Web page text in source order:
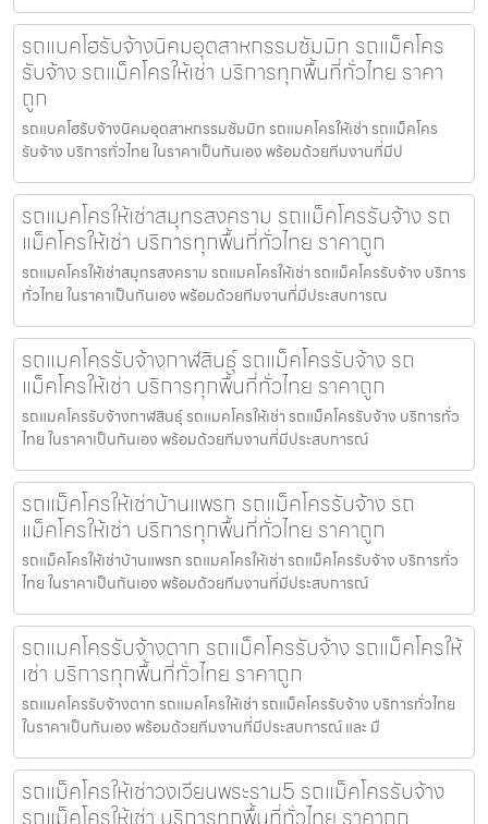
รถแบคโฮรับจ้างนิคมอุตสาหกรรมซัมมิท รถแม็คโคร
รับจ้าง รถแม็คโครให้เช่า บริการทุกพื้นที่ทั่วไทย ราคา
ถูก
รถแบคโฮรับจ้างนิคมอุตสาหกรรมซัมมิท รถแมคโครให้เช่า รถแม็คโคร
รับจ้าง บริการทั่วไทย ในราคาเป็นกันเอง พร้อมด้วยทีมงานที่มีป
รถแมคโครให้เช่าสมุทรสงคราม รถแม็คโครรับจ้าง รถ
แม็คโครให้เช่า บริการทุกพื้นที่ทั่วไทย ราคาถูก
รถแมคโครให้เช่าสมุทรสงคราม รถแมคโครให้เช่า รถแม็คโครรับจ้าง บริการ
ทั่วไทย ในราคาเป็นกันเอง พร้อมด้วยทีมงานที่มีประสบการณ
รถแมคโครรับจ้างกาฬสินธุ์ รถแม็คโครรับจ้าง รถ
แม็คโครให้เช่า บริการทุกพื้นที่ทั่วไทย ราคาถูก
รถแมคโครรับจ้างกาฬสินธุ์ รถแมคโครให้เช่า รถแม็คโครรับจ้าง บริการทั่ว
ไทย ในราคาเป็นกันเอง พร้อมด้วยทีมงานที่มีประสบการณ์
รถแม็คโครให้เช่าบ้านแพรก รถแม็คโครรับจ้าง รถ
แม็คโครให้เช่า บริการทุกพื้นที่ทั่วไทย ราคาถูก
รถแม็คโครให้เช่าบ้านแพรก รถแมคโครให้เช่า รถแม็คโครรับจ้าง บริการทั่ว
ไทย ในราคาเป็นกันเอง พร้อมด้วยทีมงานที่มีประสบการณ์
รถแมคโครรับจ้างตาก รถแม็คโครรับจ้าง รถแม็คโครให้
เช่า บริการทุกพื้นที่ทั่วไทย ราคาถูก
รถแมคโครรับจ้างตาก รถแมคโครให้เช่า รถแม็คโครรับจ้าง บริการทั่วไทย
ในราคาเป็นกันเอง พร้อมด้วยทีมงานที่มีประสบการณ์ และ มื
รถแม็คโครให้เช่าวงเวียนพระราม5 รถแม็คโครรับจ้าง